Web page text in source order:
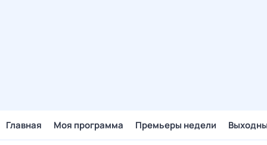
Главная Моя программа Премьеры недели